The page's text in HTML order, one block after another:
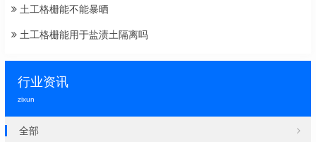
土工格栅能不能暴晒
土工格栅能用于盐渍土隔离吗
行业资讯
zixun
全部